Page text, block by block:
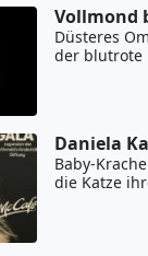
Vollmond
Düsteres
der blutrote
Daniela
Baby-
die Katze